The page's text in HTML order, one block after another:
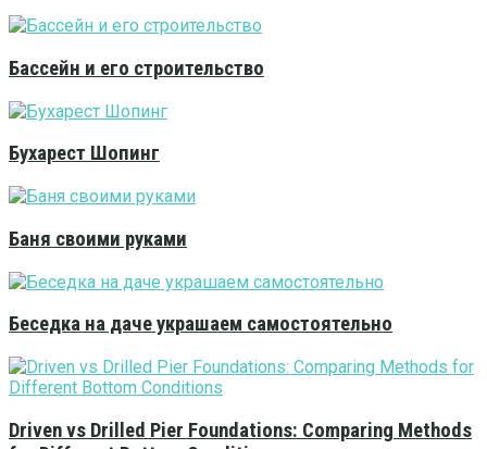
Бассейн и его строительство
Бухарест Шопинг
Баня своими руками
Беседка на даче украшаем самостоятельно
Driven vs Drilled Pier Foundations: Comparing Methods